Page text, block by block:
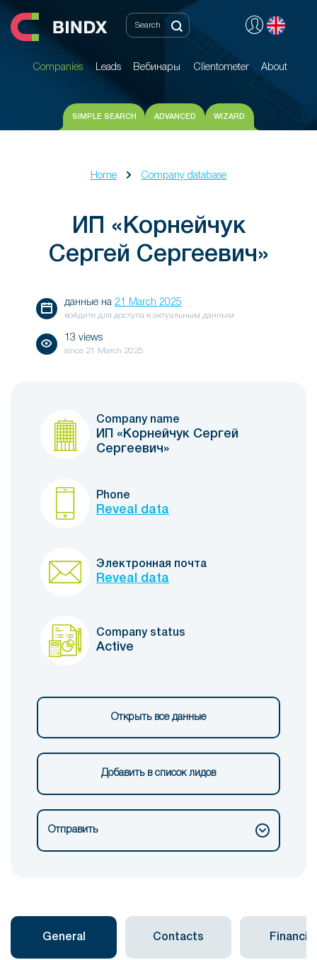
Companies Leads Вебинары Clientometer About
Companies Leads Вебинары Clientometer About
SIMPLE SEARCH ADVANCED WIZARD
Home Company database
ИП «Корнейчук
Сергей Сергеевич»
данные на 21 March 2025
войдите для доступа к актуальным данным
13 views
since 21 March 2025
Company name
ИП «Корнейчук Сергей
Сергеевич»
Phone
Reveal data
Электронная почта
Reveal data
Company status
Active
Открыть все данные
Добавить в список лидов
Отправить
General Contacts Financial